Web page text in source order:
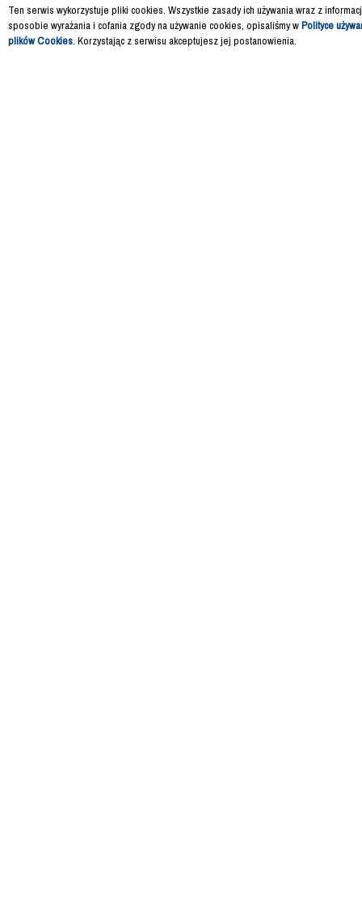
Ten serwis wykorzystuje pliki cookies. Wszystkie zasady ich używania wraz z
sposobie wyrażania i cofania zgody na używanie cookies, opisaliśmy wPolityce
plików Cookies . Korzystając z serwisu akceptujesz jej postanowienia.